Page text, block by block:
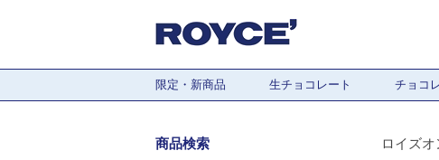
限定・新商品 生チョコレート チョコ
ロイズ
商品検索